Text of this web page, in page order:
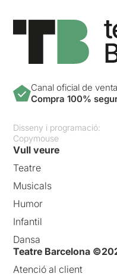
Canal oficial de venta
Compra 100%
Disseny i programació:
Copymouse
Vull veure
Teatre
Musicals
Humor
Infantil
Dansa
Teatre Barcelona
Atenció al client